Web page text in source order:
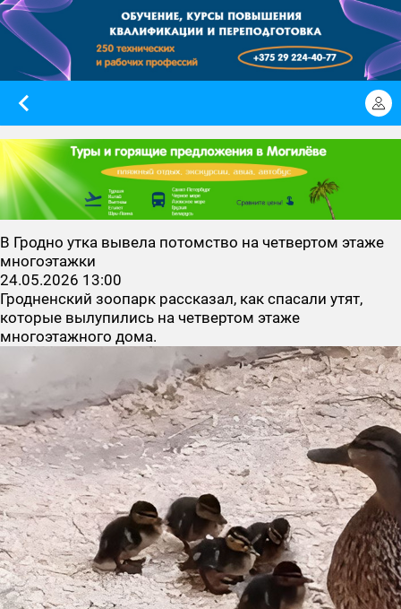
В Гродно утка вывела потомство на четвертом этаже
многоэтажки
24.05.2026 13:00
Гродненский зоопарк рассказал, как спасали утят,
которые вылупились на четвертом этаже
многоэтажного дома.